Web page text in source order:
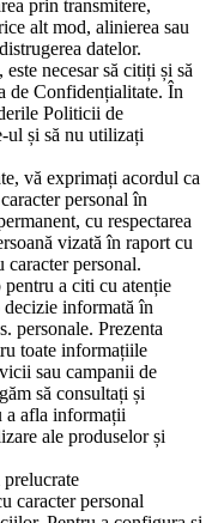
prin transmitere,
alt mod, alinierea sau
datelor.
necesar să citiți și să
de Confidențialitate. În
Politicii de
ul și să nu utilizați
vă exprimați acordul ca
personal în
cu respectarea
vizată în raport cu
caracter personal.
a citi cu atenție
decizie informată în
personale. Prezenta
toate informațiile
sau campanii de
să consultați și
a afla informații
ale produselor și
prelucrate
caracter personal